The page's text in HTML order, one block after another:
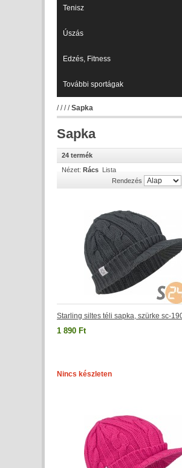
Tenisz
Úszás
Edzés, Fitness
További sportágak
////Sapka
Sapka
24 termék
Nézet: Rács Lista
Rendezés
Starling siltes téli sapka, szürke sc-
1 890 Ft
Nincs készleten